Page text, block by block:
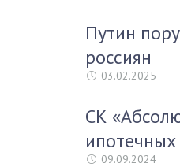
Путин
россиян
03.02.2025
СК
09.09.2024